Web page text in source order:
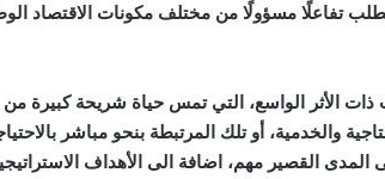
تفاعلًا مسؤولًا من مختلف مكونات الاقتصاد
ذات الأثر الواسع، التي تمس حياة شريحة كبيرة
والخدمية، أو تلك المرتبطة بنحو مباشر
القصير مهم، اضافة الى الأهداف